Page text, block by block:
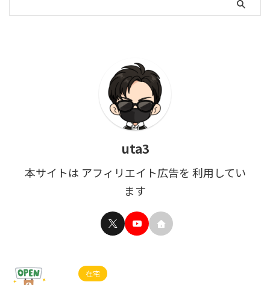
uta3
本サイトは アフィリエイト広告を 利用してい
ます
在宅